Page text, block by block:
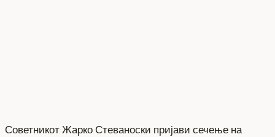
Советникот Жарко Стеваноски пријави сечење на